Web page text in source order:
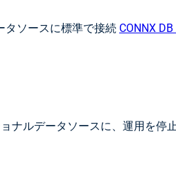
タソースに標準で接続 CONNX
ナルデータソースに、運用を停